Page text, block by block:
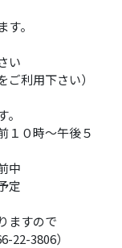
。
い
利用下さい）
１０時〜午後５
中
定
ますので
22-3806）